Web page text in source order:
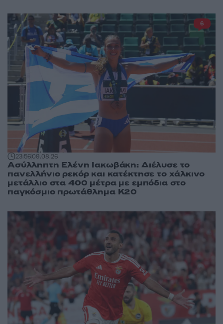
23:5609.08.26
Ασύλληπτη Ελένη Ιακωβάκη: Διέλυσε το
πανελλήνιο ρεκόρ και κατέκτησε το χάλκινο
μετάλλιο στα 400 μέτρα με εμπόδια στο
παγκόσμιο πρωτάθλημα Κ20
6